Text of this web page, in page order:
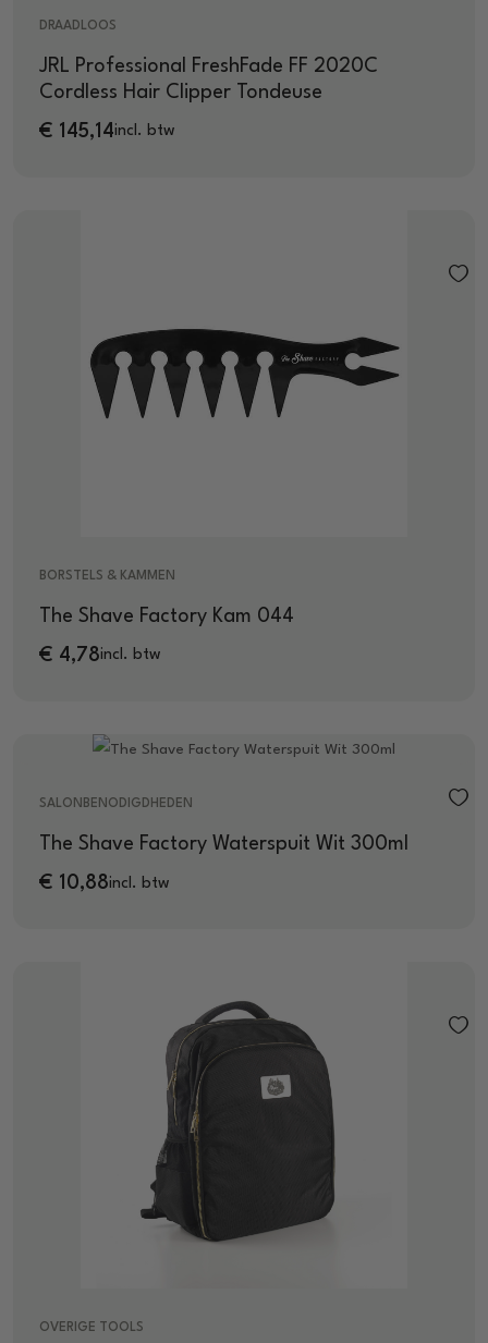
DRAADLOOS
JRL Professional FreshFade FF 2020C
Cordless Hair Clipper Tondeuse
€ 145,14incl. btw
BORSTELS & KAMMEN
The Shave Factory Kam 044
€ 4,78incl. btw
SALONBENODIGDHEDEN
The Shave Factory Waterspuit Wit 300ml
€ 10,88incl. btw
OVERIGE TOOLS